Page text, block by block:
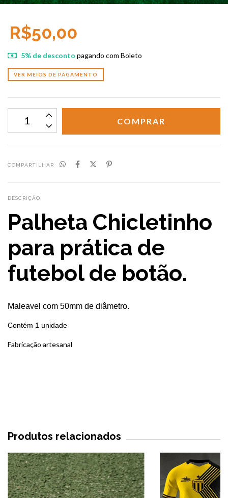
R$50,00
5% de desconto pagando com Boleto
VER MEIOS DE PAGAMENTO
COMPARTILHAR
DESCRIÇÃO
Palheta Chicletinho
para prática de
futebol de botão.
Maleavel com 50mm de diâmetro.
Contém 1 unidade
Fabricação artesanal
Produtos relacionados